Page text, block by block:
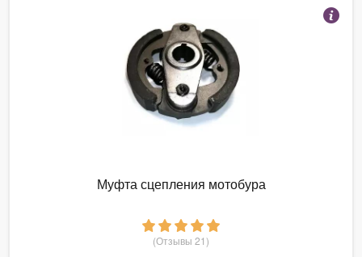
Муфта сцепления мотобура
(Отзывы 21)